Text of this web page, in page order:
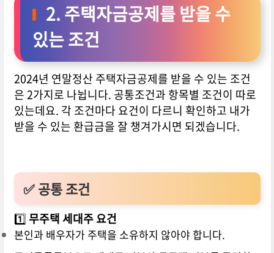
2. 주택자금공제를 받을 수
있는 조건
2024년 연말정산 주택자금공제를 받을 수 있는 조건
은 2가지로 나뉩니다. 공통조건과 항목별 조건이 따로
있는데요. 각 조건마다 요건이 다르니 확인하고 내가
받을 수 있는 환급금을 잘 챙겨가시면 되겠습니다.
✅ 공통 조건
1️⃣ 무주택 세대주 요건
본인과 배우자가 주택을 소유하지 않아야 합니다.